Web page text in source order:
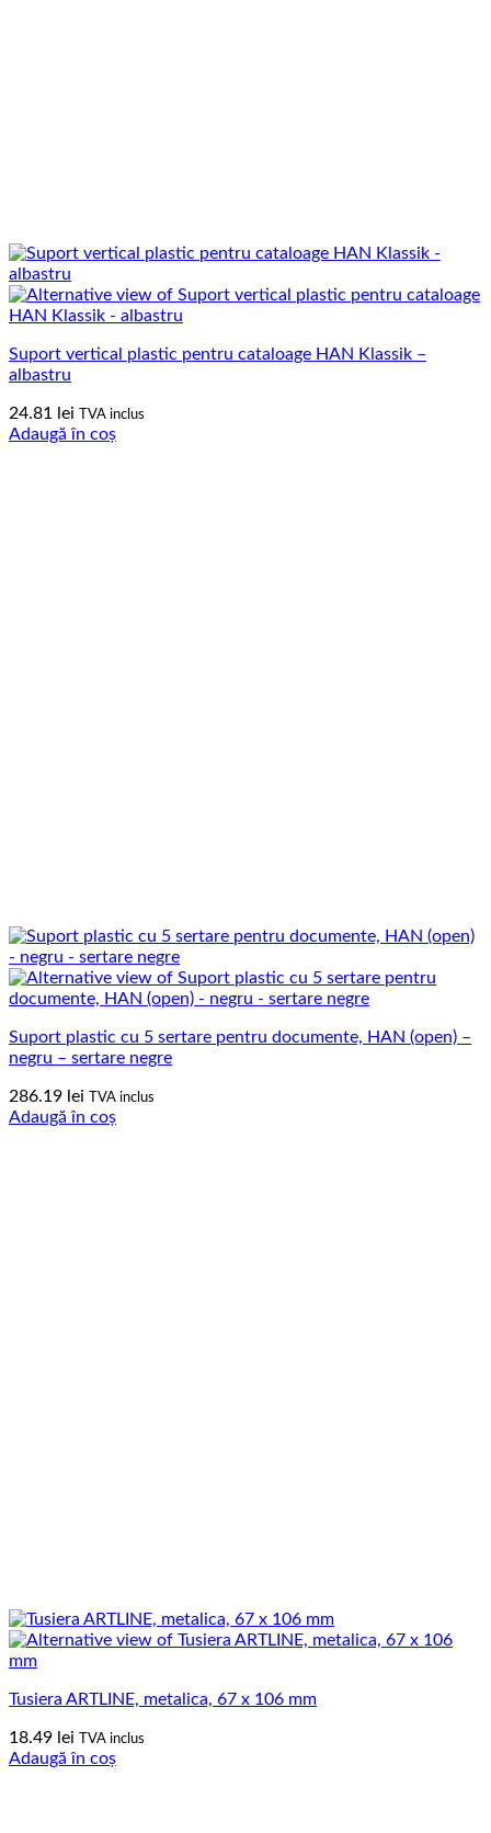
Suport vertical plastic pentru cataloage HAN Klassik –
albastru
24.81 lei TVA inclus
Adaugă în coș
Suport plastic cu 5 sertare pentru documente, HAN (open) –
negru – sertare negre
286.19 lei TVA inclus
Adaugă în coș
Tusiera ARTLINE, metalica, 67 x 106 mm
18.49 lei TVA inclus
Adaugă în coș